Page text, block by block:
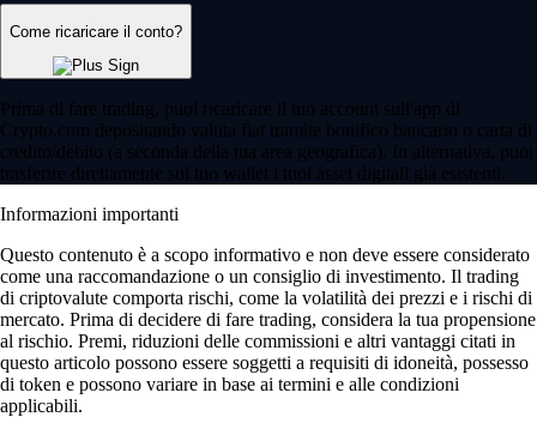
Come ricaricare il conto?
Prima di fare trading, puoi ricaricare il tuo account sull'app di
Crypto.com depositando valuta fiat tramite bonifico bancario o carta di
credito/debito (a seconda della tua area geografica). In alternativa, puoi
trasferire direttamente sul tuo wallet i tuoi asset digitali già esistenti.
Informazioni importanti
Questo contenuto è a scopo informativo e non deve essere considerato
come una raccomandazione o un consiglio di investimento. Il trading
di criptovalute comporta rischi, come la volatilità dei prezzi e i rischi di
mercato. Prima di decidere di fare trading, considera la tua propensione
al rischio. Premi, riduzioni delle commissioni e altri vantaggi citati in
questo articolo possono essere soggetti a requisiti di idoneità, possesso
di token e possono variare in base ai termini e alle condizioni
applicabili.